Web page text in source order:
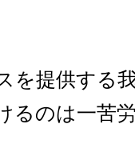
を提供する
るのは一苦